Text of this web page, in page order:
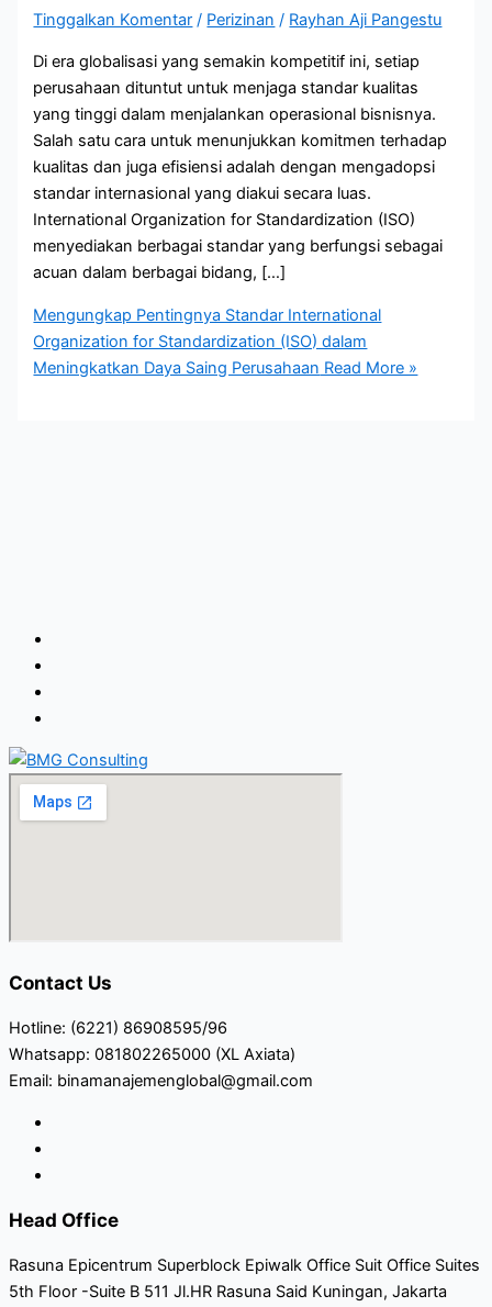
Tinggalkan Komentar / Perizinan / Rayhan Aji Pangestu
Di era globalisasi yang semakin kompetitif ini, setiap
perusahaan dituntut untuk menjaga standar kualitas
yang tinggi dalam menjalankan operasional bisnisnya.
Salah satu cara untuk menunjukkan komitmen terhadap
kualitas dan juga efisiensi adalah dengan mengadopsi
standar internasional yang diakui secara luas.
International Organization for Standardization (ISO)
menyediakan berbagai standar yang berfungsi sebagai
acuan dalam berbagai bidang, […]
Mengungkap Pentingnya Standar International
Organization for Standardization (ISO) dalam
Meningkatkan Daya Saing Perusahaan Read More »
Contact Us
Hotline: (6221) 86908595/96
Whatsapp: 081802265000 (XL Axiata)
Email: binamanajemenglobal@gmail.com
Head Office
Rasuna Epicentrum Superblock Epiwalk Office Suit Office Suites
5th Floor -Suite B 511 Jl.HR Rasuna Said Kuningan, Jakarta